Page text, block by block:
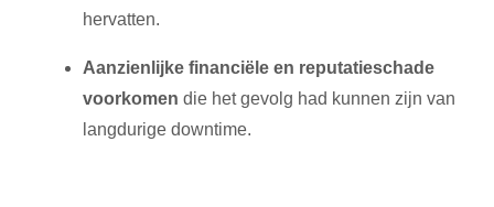
hervatten.
Aanzienlijke financiële en reputatieschade
voorkomen die het gevolg had kunnen zijn van
langdurige downtime.